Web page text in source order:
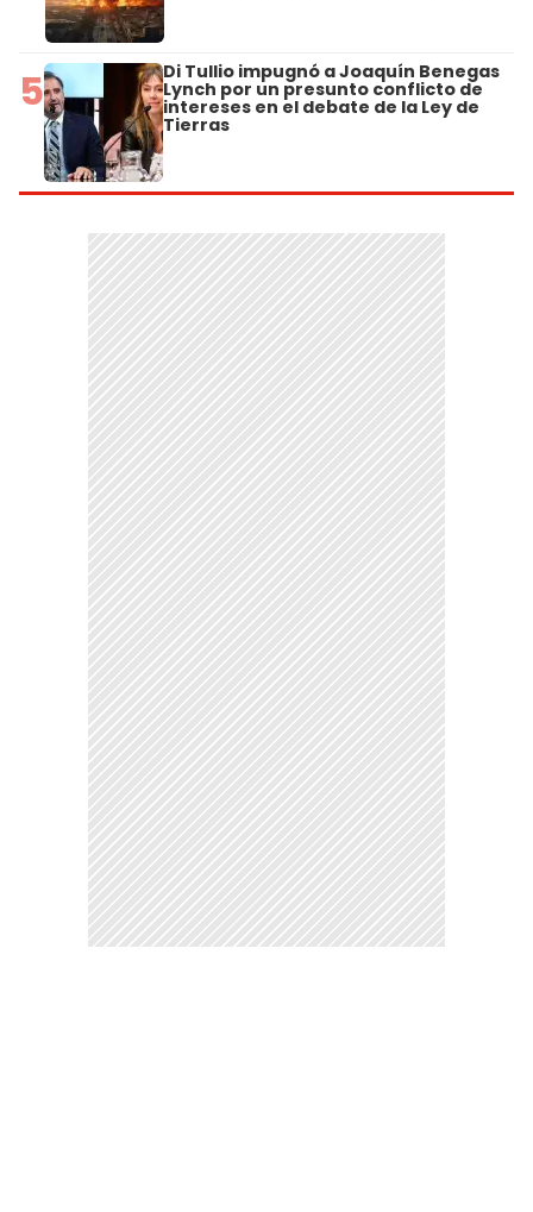
5 Di Tullio impugnó a Joaquín Benegas
Lynch por un presunto conflicto de
intereses en el debate de la Ley de
Tierras